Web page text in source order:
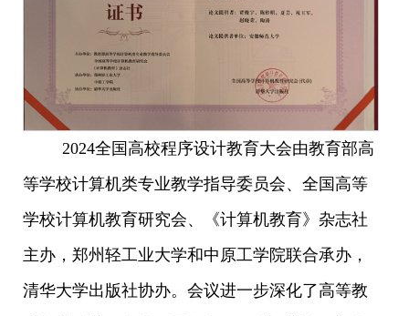
2024全国高校程序设计教育大会由教育部高
等学校计算机类专业教学指导委员会、全国高等
学校计算机教育研究会、《计算机教育》杂志社
主办，郑州轻工业大学和中原工学院联合承办，
清华大学出版社协办。会议进一步深化了高等教